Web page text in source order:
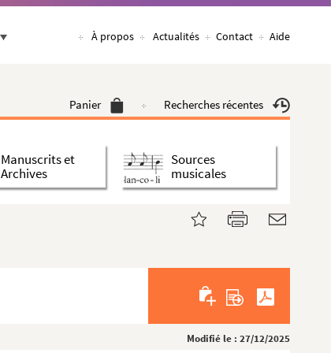
À propos Actualités Contact Aide
Panier Recherches récentes
Manuscrits et
Archives
Sources
musicales
Modifié le : 27/12/2025